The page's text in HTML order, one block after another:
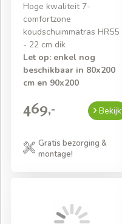
Hoge kwaliteit 7-
comfortzone
koudschuimmatras HR55
- 22 cm dik
Let op: enkel nog
beschikbaar in 80x200
cm en 90x200
469,- Bekijk
Gratis bezorging &
montage!